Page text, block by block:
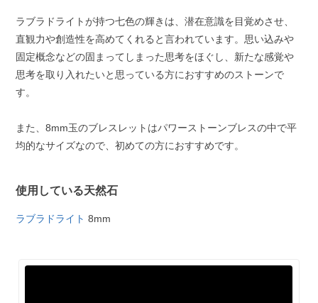
ラブラドライトが持つ七色の輝きは、潜在意識を目覚めさせ、
直観力や創造性を高めてくれると言われています。思い込みや
固定概念などの固まってしまった思考をほぐし、新たな感覚や
思考を取り入れたいと思っている方におすすめのストーンで
す。
また、8mm玉のブレスレットはパワーストーンブレスの中で平
均的なサイズなので、初めての方におすすめです。
使用している天然石
ラブラドライト 8mm